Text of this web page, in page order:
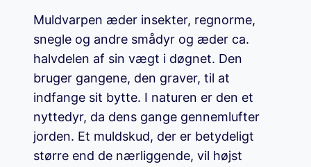
Muldvarpen æder insekter, regnorme,
snegle og andre smådyr og æder ca.
halvdelen af sin vægt i døgnet. Den
bruger gangene, den graver, til at
indfange sit bytte. I naturen er den et
nyttedyr, da dens gange gennemlufter
jorden. Et muldskud, der er betydeligt
større end de nærliggende, vil højst